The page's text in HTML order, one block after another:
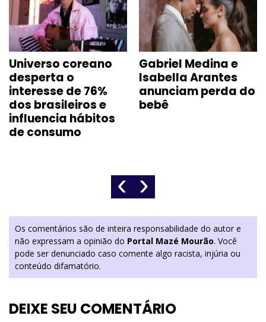
Universo coreano
desperta o
interesse de 76%
dos brasileiros e
influencia hábitos
de consumo
Gabriel Medina e
Isabella Arantes
anunciam perda do
bebê
‹ ›
Os comentários são de inteira responsabilidade do autor e
não expressam a opinião do Portal Mazé Mourão. Você
pode ser denunciado caso comente algo racista, injúria ou
conteúdo difamatório.
DEIXE SEU COMENTÁRIO